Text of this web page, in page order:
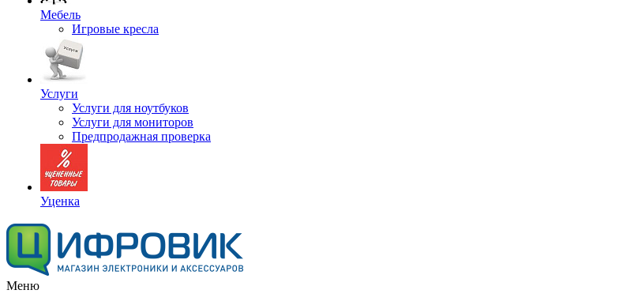
Мебель
Игровые кресла
Услуги
Услуги для ноутбуков
Услуги для мониторов
Предпродажная проверка
Уценка
Меню